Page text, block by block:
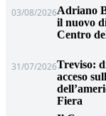
03/08/2026Adriano
il nuovo
Centro
31/07/2026Treviso:
acceso
Fiera